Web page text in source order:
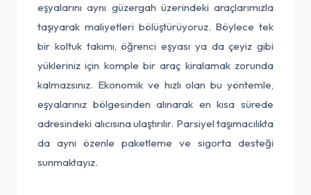
eşyalarını aynı güzergah üzerindeki araçlarımızla
taşıyarak maliyetleri bölüştürüyoruz. Böylece tek
bir koltuk takımı, öğrenci eşyası ya da çeyiz gibi
yükleriniz için komple bir araç kiralamak zorunda
kalmazsınız. Ekonomik ve hızlı olan bu yöntemle,
eşyalarınız bölgesinden alınarak en kısa sürede
adresindeki alıcısına ulaştırılır. Parsiyel taşımacılıkta
da aynı özenle paketleme ve sigorta desteği
sunmaktayız.